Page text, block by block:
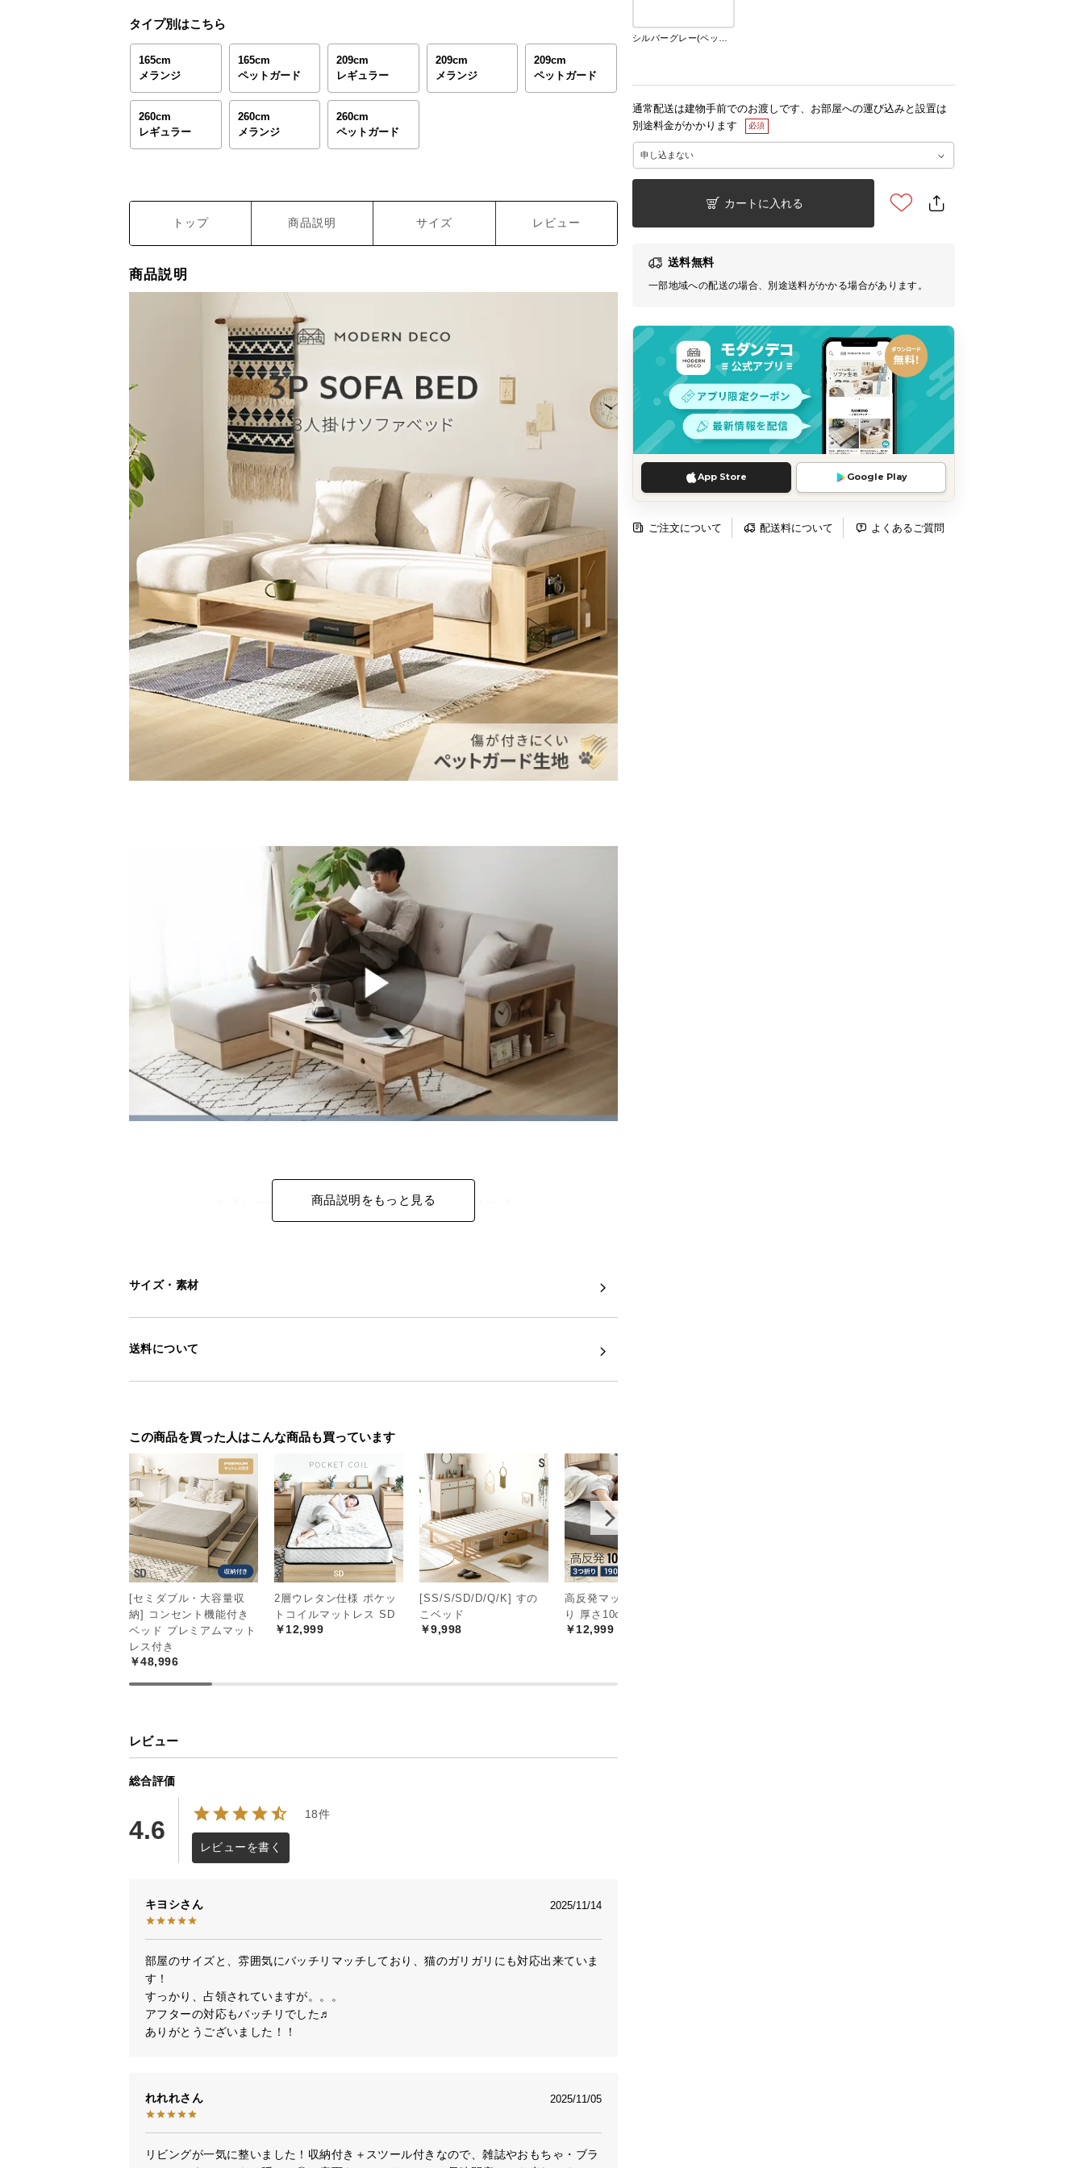
通常配送は建物手前でのお渡しです、お部屋への運び込みと設置は
別途料金がかかります
カートに入れる
送料無料
一部地域への配送の場合、別途送料がかかる場合があります。
App Store Google Play
ご注文について 配送料について よくあるご質問
タイプ別はこちら
165cm
メランジ
165cm
ペットガード
209cm
レギュラー
209cm
メランジ
209cm
ペットガード
260cm
レギュラー
260cm
メランジ
260cm
ペットガード
トップ 商品説明 サイズ レビュー
商品説明
商品説明をもっと見る
サイズ・素材
送料について
この商品を買った人はこんな商品も買っています
[セミダブル・大容量収
納] コンセント機能付き
ベッド プレミアムマット
レス付き
￥48,996
2層ウレタン仕様 ポケッ
トコイルマットレス SD
￥12,999
[SS/S/SD/D/Q/K] すの
こベッド
￥9,998
高反発マットレス 三つ折
り 厚さ10cm Q
￥12,999
レビュー
総合評価
4.6
18件
レビューを書く
キヨシ 2025/11/14
部屋のサイズと、雰囲気にバッチリマッチしており、猫のガリガリにも対応出来ていま
す！
すっかり、占領されていますが。。。
アフターの対応もバッチリでした♬
ありがとうございました！！
れれれ 2025/11/05
リビングが一気に整いました！収納付き＋スツール付きなので、雑誌やおもちゃ・ブラ